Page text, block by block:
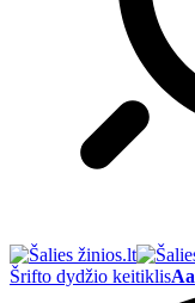
Šrifto dydžio keitiklisAa